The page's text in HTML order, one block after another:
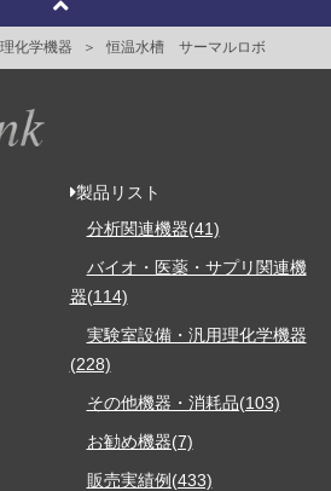
化学機器 恒温水槽 サーマルロボ
製品リスト
分析関連機器(41)
バイオ・医薬・サプリ関連機
器(114)
実験室設備・汎用理化学機器
(228)
その他機器・消耗品(103)
お勧め機器(7)
販売実績例(433)